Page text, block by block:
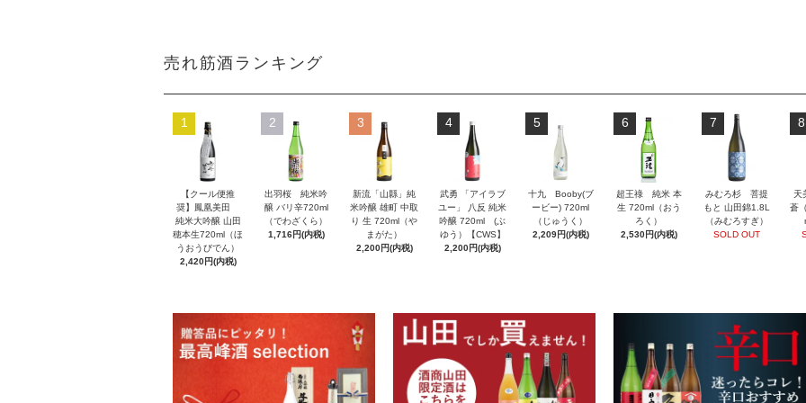
売れ筋酒ランキング
1
【クール便推
奨】鳳凰美田
純米大吟醸 山田
穂本生720ml（ほ
うおうびでん）
2,420円(内税)
2
出羽桜 純米吟
醸 バリ辛720ml
（でわざくら）
1,716円(内税)
3
新流「山縣」純
米吟醸 雄町 中取
り 生 720ml（や
まがた）
2,200円(内税)
4
武勇 「アイラブ
ユー」 八反 純米
吟醸 720ml (ぶ
ゆう）【CWS】
2,200円(内税)
5
十九 Booby(ブ
ービー) 720ml
（じゅうく）
2,209円(内税)
6
超王祿 純米 本
生 720ml（おう
ろく）
2,530円(内税)
7
みむろ杉 菩提
もと 山田錦1.8L
（みむろすぎ）
SOLD OUT
8
天
蒼